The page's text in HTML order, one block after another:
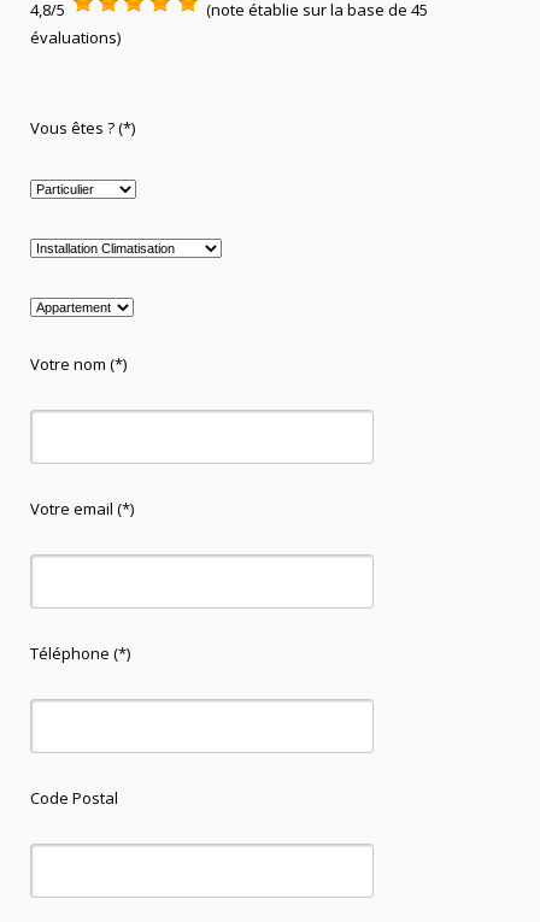
4,8/5
(note établie sur la base de 45
évaluations)
Vous êtes ? (*)
Votre nom (*)
Votre email (*)
Téléphone (*)
Code Postal